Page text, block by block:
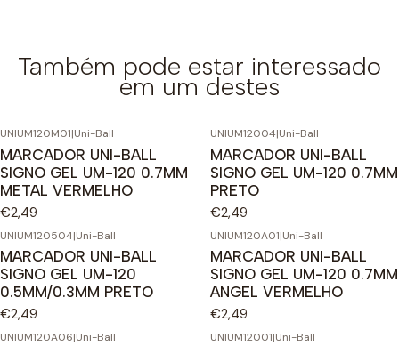
Também pode estar interessado
em um destes
UNIUM120M01|Uni-Ball
MARCADOR UNI-BALL
SIGNO GEL UM-120 0.7MM
METAL VERMELHO
€2,49
UNIUM12004|Uni-Ball
MARCADOR UNI-BALL
SIGNO GEL UM-120 0.7MM
PRETO
€2,49
UNIUM120504|Uni-Ball
MARCADOR UNI-BALL
SIGNO GEL UM-120
0.5MM/0.3MM PRETO
€2,49
UNIUM120A01|Uni-Ball
MARCADOR UNI-BALL
SIGNO GEL UM-120 0.7MM
ANGEL VERMELHO
€2,49
UNIUM120A06|Uni-Ball UNIUM12001|Uni-Ball